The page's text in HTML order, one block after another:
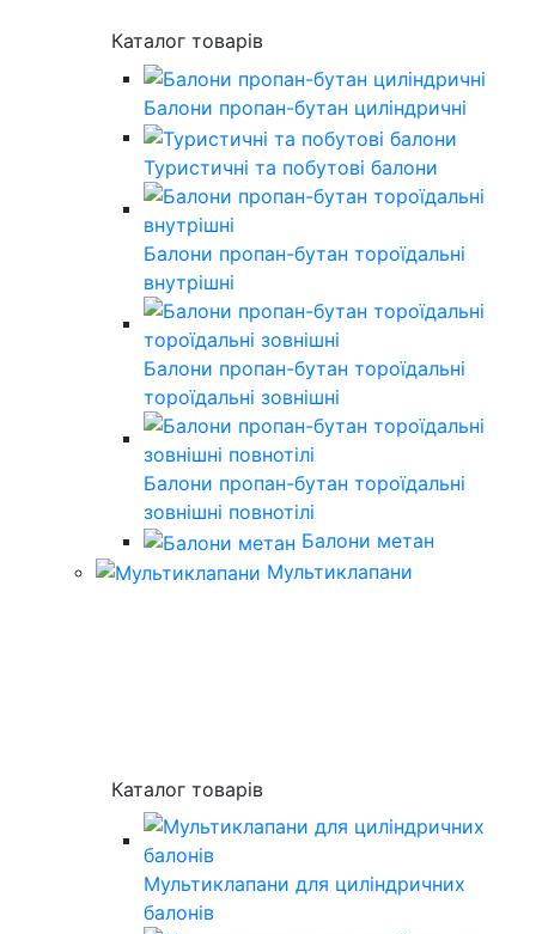
Каталог товарів
Балони пропан-бутан циліндричні
Туристичні та побутові балони
Балони пропан-бутан тороїдальні
внутрішні
Балони пропан-бутан тороїдальні
тороїдальні зовнішні
Балони пропан-бутан тороїдальні
зовнішні повнотілі
Балони метан
Мультиклапани
Каталог товарів
Мультиклапани для циліндричних
балонів